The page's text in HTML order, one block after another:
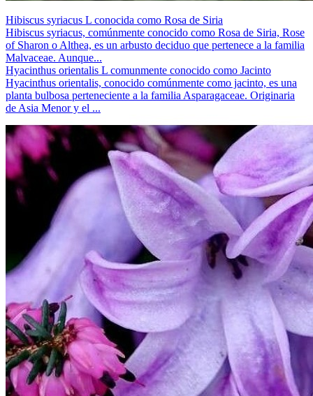
Hibiscus syriacus L conocida como Rosa de Siria
Hibiscus syriacus, comúnmente conocido como Rosa de Siria, Rose
of Sharon o Althea, es un arbusto deciduo que pertenece a la familia
Malvaceae. Aunque...
Hyacinthus orientalis L comunmente conocido como Jacinto
Hyacinthus orientalis, conocido comúnmente como jacinto, es una
planta bulbosa perteneciente a la familia Asparagaceae. Originaria
de Asia Menor y el ...